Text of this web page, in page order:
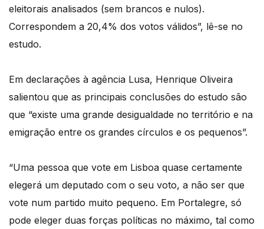
eleitorais analisados (sem brancos e nulos).
Correspondem a 20,4% dos votos válidos”, lê-se no
estudo.
Em declarações à agência Lusa, Henrique Oliveira
salientou que as principais conclusões do estudo são
que “existe uma grande desigualdade no território e na
emigração entre os grandes círculos e os pequenos”.
“Uma pessoa que vote em Lisboa quase certamente
elegerá um deputado com o seu voto, a não ser que
vote num partido muito pequeno. Em Portalegre, só
pode eleger duas forças políticas no máximo, tal como